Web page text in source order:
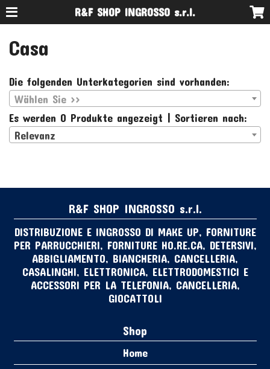
R&F SHOP INGROSSO s.r.l.
Casa
Die folgenden Unterkategorien sind vorhanden:
Wählen Sie >>
Es werden 0 Produkte angezeigt | Sortieren nach:
Relevanz
R&F SHOP INGROSSO s.r.l.
DISTRIBUZIONE E INGROSSO DI MAKE UP, FORNITURE
PER PARRUCCHIERI, FORNITURE HO.RE.CA, DETERSIVI,
ABBIGLIAMENTO, BIANCHERIA, CANCELLERIA,
CASALINGHI, ELETTRONICA, ELETTRODOMESTICI E
ACCESSORI PER LA TELEFONIA, CANCELLERIA,
GIOCATTOLI
Shop
Home